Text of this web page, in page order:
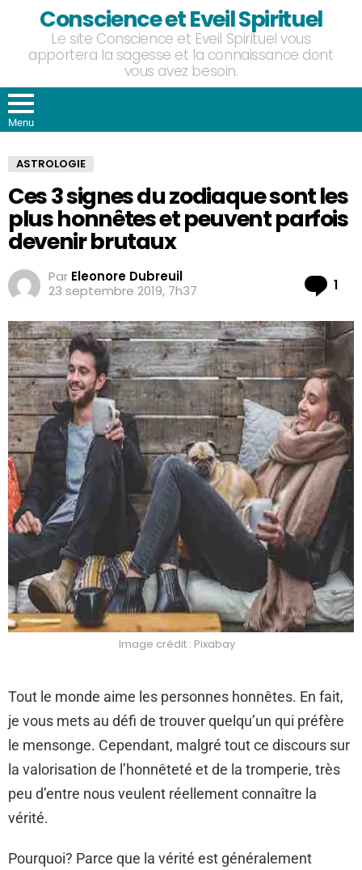
Conscience et Eveil Spirituel
Le site Conscience et Eveil Spirituel vous
apportera la sagesse et la connaissance dont
vous avez besoin.
Menu
ASTROLOGIE
Ces 3 signes du zodiaque sont les
plus honnêtes et peuvent parfois
devenir brutaux
Par Eleonore Dubreuil
23 septembre 2019, 7h37
1
Image crédit : Pixabay
Tout le monde aime les personnes honnêtes. En fait,
je vous mets au défi de trouver quelqu’un qui préfère
le mensonge. Cependant, malgré tout ce discours sur
la valorisation de l’honnêteté et de la tromperie, très
peu d’entre nous veulent réellement connaître la
vérité.
Pourquoi? Parce que la vérité est généralement